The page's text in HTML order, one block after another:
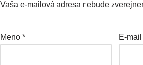
Vaša e-mailová adresa nebude
Meno * E-mail